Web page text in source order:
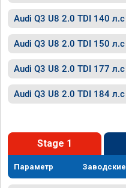
Audi Q3 U8 2.0 TDI 140 л.с
Audi Q3 U8 2.0 TDI 150 л.с
Audi Q3 U8 2.0 TDI 177 л.с
Audi Q3 U8 2.0 TDI 184 л.с
Stage 1
Параметр Заводские